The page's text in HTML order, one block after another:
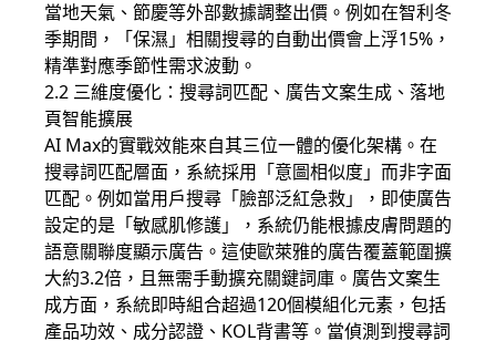
當地天氣、節慶等外部數據調整出價。例如在智利冬
季期間，「保濕」相關搜尋的自動出價會上浮15%，
精準對應季節性需求波動。
2.2 三維度優化：搜尋詞匹配、廣告文案生成、落地
頁智能擴展
AI Max的實戰效能來自其三位一體的優化架構。在
搜尋詞匹配層面，系統採用「意圖相似度」而非字面
匹配。例如當用戶搜尋「臉部泛紅急救」，即使廣告
設定的是「敏感肌修護」，系統仍能根據皮膚問題的
語意關聯度顯示廣告。這使歐萊雅的廣告覆蓋範圍擴
大約3.2倍，且無需手動擴充關鍵詞庫。廣告文案生
成方面，系統即時組合超過120個模組化元素，包括
產品功效、成分認證、KOL背書等。當偵測到搜尋詞